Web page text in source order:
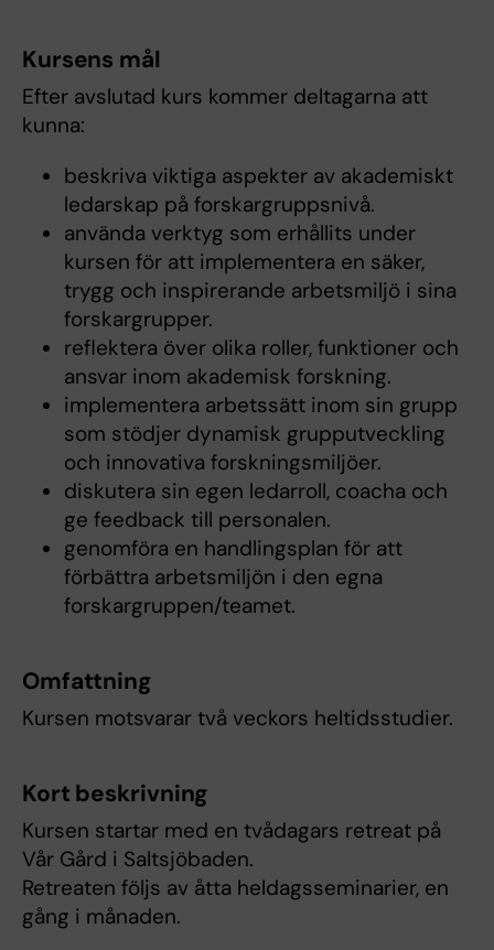
Kursens mål
Efter avslutad kurs kommer deltagarna att
kunna:
beskriva viktiga aspekter av akademiskt
ledarskap på forskargruppsnivå.
använda verktyg som erhållits under
kursen för att implementera en säker,
trygg och inspirerande arbetsmiljö i sina
forskargrupper.
reflektera över olika roller, funktioner och
ansvar inom akademisk forskning.
implementera arbetssätt inom sin grupp
som stödjer dynamisk grupputveckling
och innovativa forskningsmiljöer.
diskutera sin egen ledarroll, coacha och
ge feedback till personalen.
genomföra en handlingsplan för att
förbättra arbetsmiljön i den egna
forskargruppen/teamet.
Omfattning
Kursen motsvarar två veckors heltidsstudier.
Kort beskrivning
Kursen startar med en tvådagars retreat på
Vår Gård i Saltsjöbaden.
Retreaten följs av åtta heldagsseminarier, en
gång i månaden.